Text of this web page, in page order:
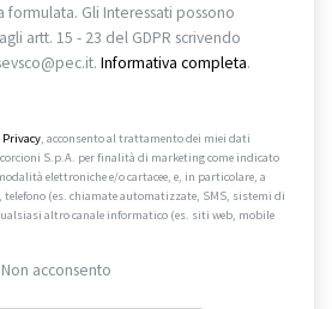
formulata. Gli Interessati possono
artt. 15 - 23 del GDPR scrivendo
Informativa completa.
, acconsento al trattamento dei miei dati
S.p.A. per finalità di marketing come indicato
elettroniche e/o cartacee, e, in particolare, a
(es. chiamate automatizzate, SMS, sistemi di
altro canale informatico (es. siti web, mobile
Non acconsento